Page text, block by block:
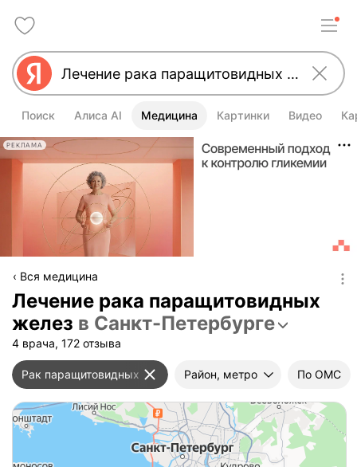
Поиск Алиса AI Медицина Картинки Видео
РЕКЛАМА
Вся медицина
Лечение рака паращитовидных
желез в Санкт-Петербурге
4 врача, 172 отзыва
Рак паращитовидных желез Район, метро По ОМС